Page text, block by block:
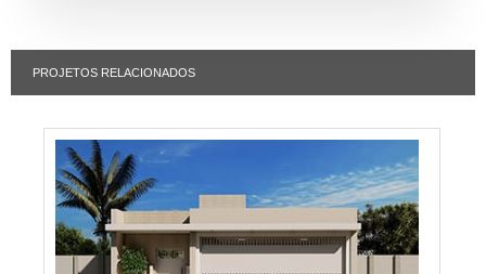
PROJETOS RELACIONADOS